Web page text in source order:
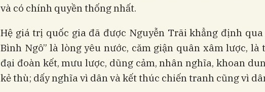
và có chính quyền thống nhất.
Hệ giá trị quốc gia đã được Nguyễn Trãi khẳng định qua
Bình Ngô” là lòng yêu nước, căm giận quân xâm lược, là
đại đoàn kết, mưu lược, dũng cảm, nhân nghĩa, khoan
kẻ thù; dấy nghĩa vì dân và kết thúc chiến tranh cũng vì